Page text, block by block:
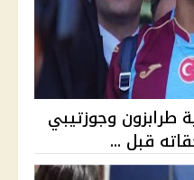
وجوزتيبي
قبل ...